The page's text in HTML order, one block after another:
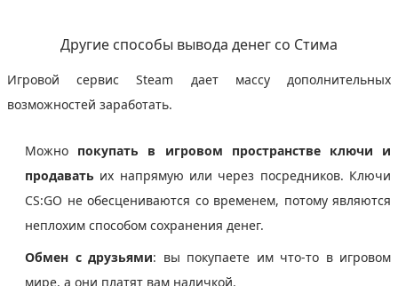
Другие способы вывода денег со Стима
Игровой сервис Steam дает массу дополнительных
возможностей заработать.
Можно покупать в игровом пространстве ключи и
продавать их напрямую или через посредников. Ключи
CS:GO не обесцениваются со временем, потому являются
неплохим способом сохранения денег.
Обмен с друзьями: вы покупаете им что-то в игровом
мире, а они платят вам наличкой.